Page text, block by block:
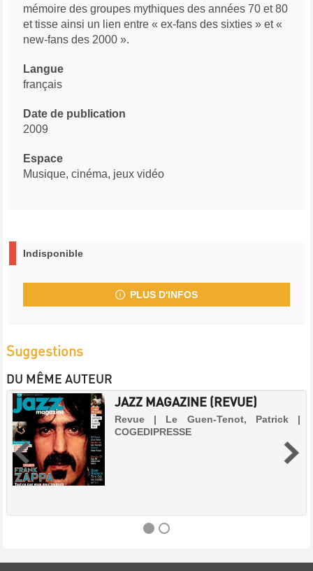
mémoire des groupes mythiques des années 70 et 80
et tisse ainsi un lien entre « ex-fans des sixties » et «
new-fans des 2000 ».
Langue
français
Date de publication
2009
Espace
Musique, cinéma, jeux vidéo
Indisponible
PLUS D'INFOS
Suggestions
DU MÊME AUTEUR
JAZZ MAGAZINE (REVUE)
Revue | Le Guen-Tenot, Patrick |
COGEDIPRESSE